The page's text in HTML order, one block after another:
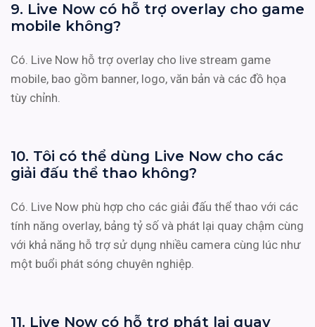
9. Live Now có hỗ trợ overlay cho game
mobile không?
Có. Live Now hỗ trợ overlay cho live stream game
mobile, bao gồm banner, logo, văn bản và các đồ họa
tùy chỉnh.
10. Tôi có thể dùng Live Now cho các
giải đấu thể thao không?
Có. Live Now phù hợp cho các giải đấu thể thao với các
tính năng overlay, bảng tỷ số và phát lại quay chậm cùng
với khả năng hỗ trợ sử dụng nhiều camera cùng lúc như
một buổi phát sóng chuyên nghiệp.
11. Live Now có hỗ trợ phát lại quay